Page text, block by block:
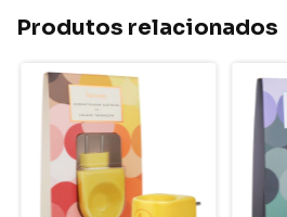
Produtos relacionados